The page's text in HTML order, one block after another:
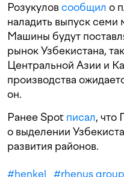
Розукуловсообщил о
наладить выпуск
Машины будут
рынок Узбекистана,
Центральной Азии и
производства
он.
Ранее Spot писал, что
о выделении
развития районов.
#henkel #rhenus group